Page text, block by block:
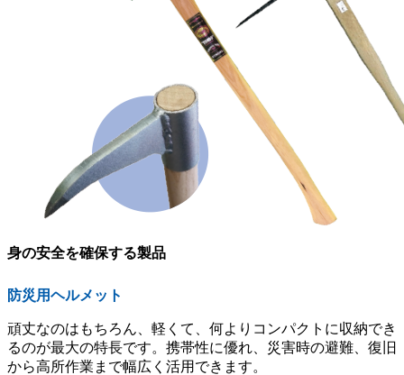
身の安全を確保する製品
防災用ヘルメット
頑丈なのはもちろん、軽くて、何よりコンパクトに収納でき
るのが最大の特長です。携帯性に優れ、災害時の避難、復旧
から高所作業まで幅広く活用できます。